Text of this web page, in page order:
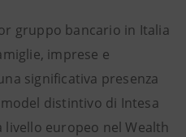
gruppo bancario in Italia
imprese e
significativa presenza
distintivo di Intesa
livello europeo nel Wealth